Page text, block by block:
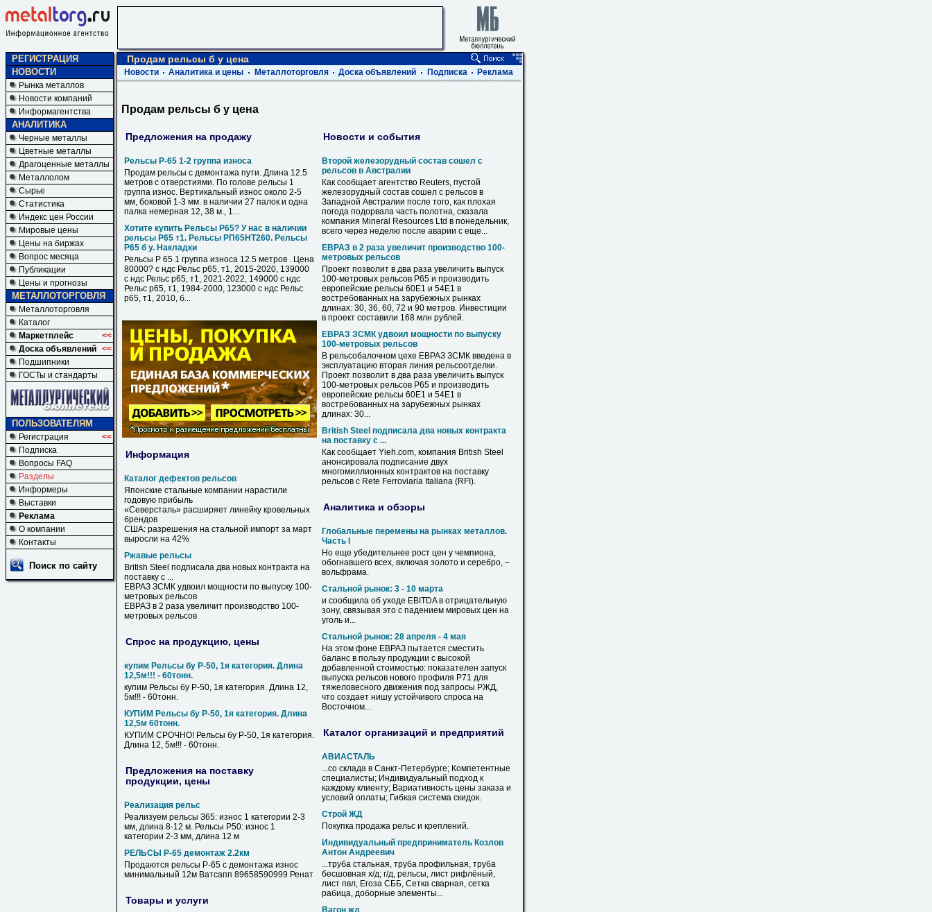
РЕГИСТРАЦИЯ
НОВОСТИ
Рынка металлов
Новости компаний
Информагентства
АНАЛИТИКА
Черные металлы
Цветные металлы
Драгоценные металлы
Металлолом
Сырье
Статистика
Индекс цен России
Мировые цены
Цены на биржах
Вопрос месяца
Публикации
Цены и прогнозы
МЕТАЛЛОТОРГОВЛЯ
Металлоторговля
Каталог
Маркетплейс
<<
Доска объявлений <<
Подшипники
ГОСТы и стандарты
ПОЛЬЗОВАТЕЛЯМ
Регистрация
<<
Подписка
Вопросы FAQ
Разделы
Информеры
Выставки
Реклама
О компании
Контакты
Поиск по сайту
Продам рельсы б у цена
Новости Аналитика и цены Металлоторговля Доска объявлений Подписка Реклама
Продам рельсы б у цена
Предложения на продажу
Рельсы Р-65 1-2 группа износа
Продам рельсы с демонтажа пути. Длина 12.5
метров с отверстиями. По голове рельсы 1
группа износ. Вертикальный износ около 2-5
мм, боковой 1-3 мм. в наличии 27 палок и одна
палка немерная 12, 38 м., 1...
Хотите купить Рельсы Р65? У нас в наличии
рельсы Р65 т1. Рельсы РП65НТ260. Рельсы
Р65 б у. Накладки
Рельсы Р 65 1 группа износа 12.5 метров . Цена
80000? с ндс Рельс р65, т1, 2015-2020, 139000
с ндс Рельс р65, т1, 2021-2022, 149000 с ндс
Рельс р65, т1, 1984-2000, 123000 с ндс Рельс
р65, т1, 2010, б...
Информация
Каталог дефектов рельсов
Японские стальные компании нарастили
годовую прибыль
«Северсталь» расширяет линейку кровельных
брендов
США: разрешения на стальной импорт за март
выросли на 42%
Ржавые рельсы
British Steel подписала два новых контракта на
поставку с ...
ЕВРАЗ ЗСМК удвоил мощности по выпуску 100-
метровых рельсов
ЕВРАЗ в 2 раза увеличит производство 100-
метровых рельсов
Спрос на продукцию, цены
купим Рельсы бу Р-50, 1я категория. Длина
12,5м!!! - 60тонн.
купим Рельсы бу Р-50, 1я категория. Длина 12,
5м!!! - 60тонн.
КУПИМ Рельсы бу Р-50, 1я категория. Длина
12,5м 60тонн.
КУПИМ СРОЧНО! Рельсы бу Р-50, 1я категория.
Длина 12, 5м!!! - 60тонн.
Предложения на поставку
продукции, цены
Реализация рельс
Реализуем рельсы З65: износ 1 категории 2-3
мм, длина 8-12 м. Рельсы Р50: износ 1
категории 2-3 мм, длина 12 м
РЕЛЬСЫ Р-65 демонтаж 2.2км
Продаются рельсы Р-65 с демонтажа износ
минимальный 12м Ватсапп 89658590999 Ренат
Товары и услуги
Новости и события
Второй железорудный состав сошел с
рельсов в Австралии
Как сообщает агентство Reuters, пустой
железорудный состав сошел с рельсов в
Западной Австралии после того, как плохая
погода подорвала часть полотна, сказала
компания Mineral Resources Ltd в понедельник,
всего через неделю после аварии с еще...
ЕВРАЗ в 2 раза увеличит производство 100-
метровых рельсов
Проект позволит в два раза увеличить выпуск
100-метровых рельсов Р65 и производить
европейские рельсы 60Е1 и 54Е1 в
востребованных на зарубежных рынках
длинах: 30, 36, 60, 72 и 90 метров. Инвестиции
в проект составили 168 млн рублей.
ЕВРАЗ ЗСМК удвоил мощности по выпуску
100-метровых рельсов
В рельсобалочном цехе ЕВРАЗ ЗСМК введена в
эксплуатацию вторая линия рельсоотделки.
Проект позволит в два раза увеличить выпуск
100-метровых рельсов Р65 и производить
европейские рельсы 60Е1 и 54Е1 в
востребованных на зарубежных рынках
длинах: 30...
British Steel подписала два новых контракта
на поставку с ...
Как сообщает Yieh.com, компания British Steel
анонсировала подписание двух
многомиллионных контрактов на поставку
рельсов с Rete Ferroviaria Italiana (RFI).
Аналитика и обзоры
Глобальные перемены на рынках металлов.
Часть I
Но еще убедительнее рост цен у чемпиона,
обогнавшего всех, включая золото и серебро, –
вольфрама.
Стальной рынок: 3 - 10 марта
и сообщила об уходе EBITDA в отрицательную
зону, связывая это с падением мировых цен на
уголь и...
Стальной рынок: 28 апреля - 4 мая
На этом фоне ЕВРАЗ пытается сместить
баланс в пользу продукции с высокой
добавленной стоимостью: показателен запуск
выпуска рельсов нового профиля Р71 для
тяжеловесного движения под запросы РЖД,
что создает нишу устойчивого спроса на
Восточном...
Каталог организаций и предприятий
АВИАСТАЛЬ
...со склада в Санкт-Петербурге; Компетентные
специалисты; Индивидуальный подход к
каждому клиенту; Вариативность цены заказа и
условий оплаты; Гибкая система скидок.
Строй ЖД
Покупка продажа рельс и креплений.
Индивидуальный предприниматель Козлов
Антон Андреевич
...труба стальная, труба профильная, труба
бесшовная х/д; г/д, рельсы, лист рифлёный,
лист пвл, Егоза СББ, Сетка сварная, сетка
рабица, доборные элементы...
Вагон жд